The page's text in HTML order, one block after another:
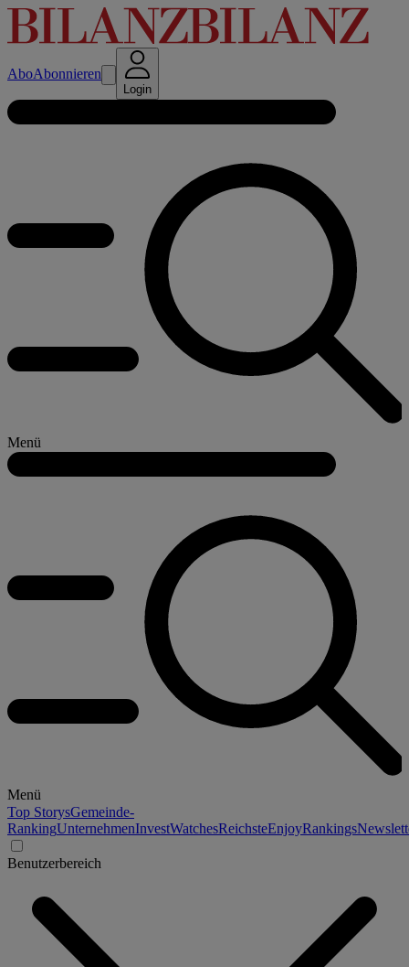
AboAbonnieren
Login
Menü
Menü
Top StorysGemeinde-
RankingUnternehmenInvestWatchesReichsteEnjoyRankings
Benutzerbereich